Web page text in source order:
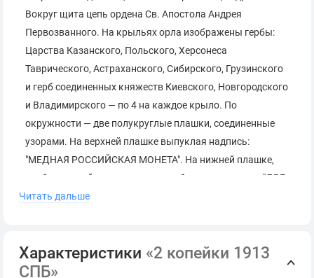
Вокруг щита цепь ордена Св. Апостола Андрея
Первозванного. На крыльях орла изображены гербы:
Царства Казанского, Польского, Херсонеса
Таврического, Астраханского, Сибирского, Грузинского
и герб соединенных княжеств Киевского, Новгородского
и Владимирского — по 4 на каждое крыло. По
окружности — две полукруглые плашки, соединенные
узорами. На верхней плашке выпуклая надпись:
"МЕДНАЯ РОССИЙСКАЯ МОНЕТА". На нижней плашке,
изображенной в виде ленты, углубленная надпись: "ДВЕ
КОПЕЙКИ".
ограниченная с обеих сторон звездочками. Под цифрой
Читать дальше
Характеристики «2 копейки 1913
СПБ»